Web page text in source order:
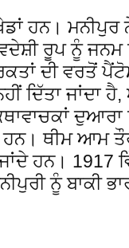
ਹਨ। ਮਨੀਪੁਰ
ਰੂਪ ਨੂੰ ਜਨਮ
ਦੀ ਵਰਤੋਂ
ਦਿੱਤਾ
ਹਨ। ਥੀਮ ਆਮ
ਹਨ। 1917
ਨੂੰ ਬਾਕੀ